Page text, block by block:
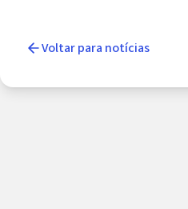
Voltar para notícias